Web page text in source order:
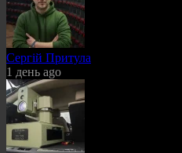
Сергій Притула
1 день ago